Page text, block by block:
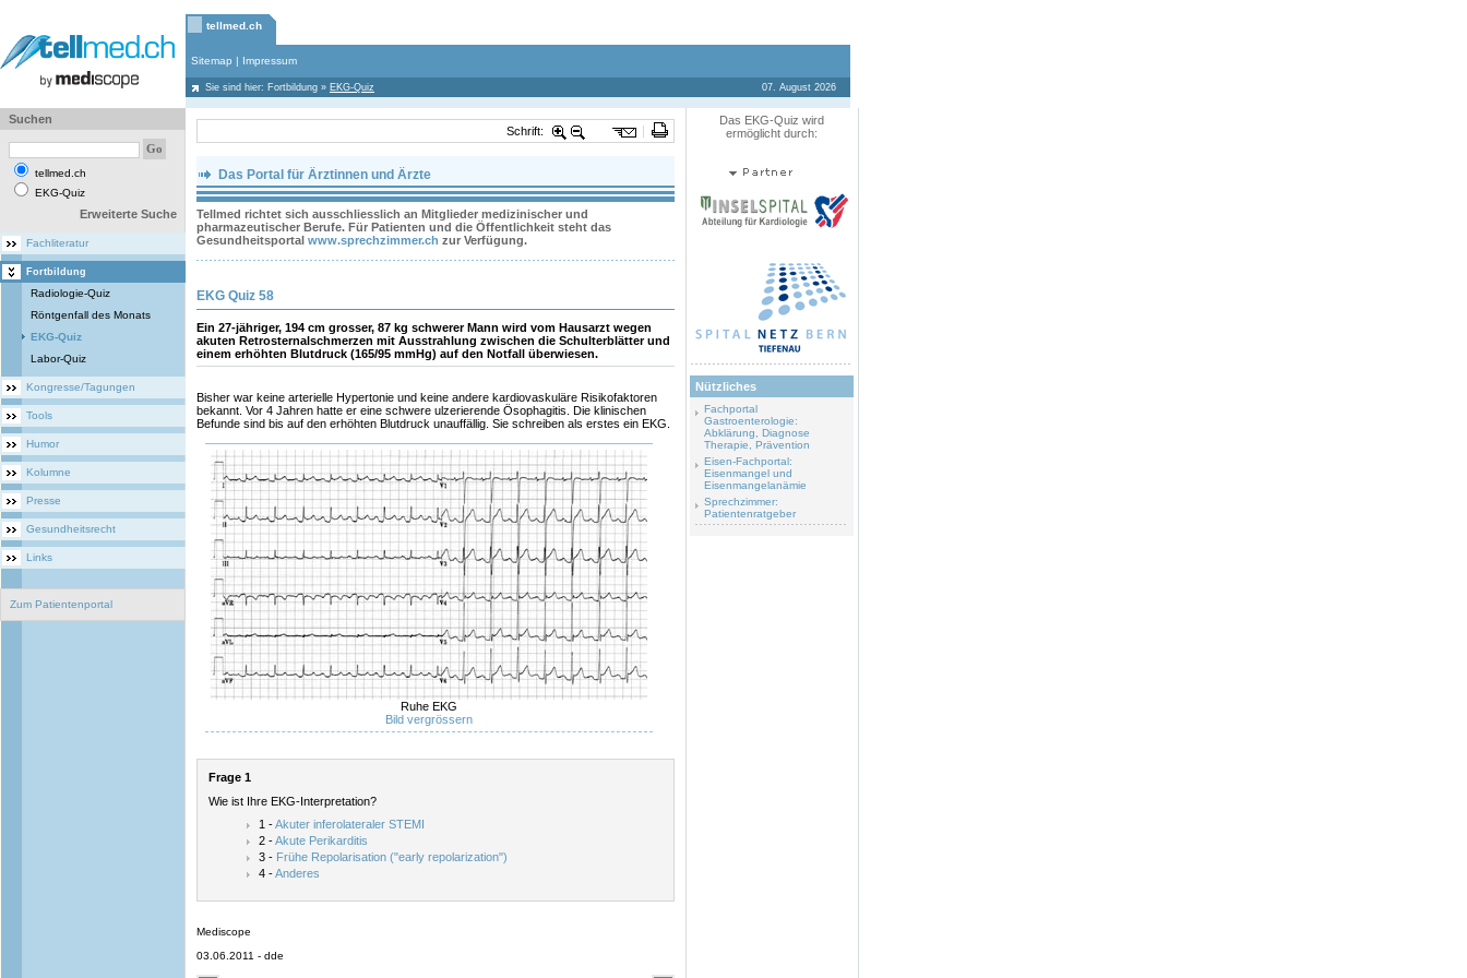
tellmed.ch
Sitemap | Impressum
Sie sind hier: Fortbildung » EKG-Quiz 07. August 2026
Suchen
tellmed.ch
EKG-Quiz
Erweiterte Suche
Fachliteratur
Fortbildung
Radiologie-Quiz
Röntgenfall des Monats
EKG-Quiz
Labor-Quiz
Kongresse/Tagungen
Tools
Humor
Kolumne
Presse
Gesundheitsrecht
Links
Zum Patientenportal
Schrift:
Das Portal für Ärztinnen und Ärzte
Tellmed richtet sich ausschliesslich an Mitglieder medizinischer und
pharmazeutischer Berufe. Für Patienten und die Öffentlichkeit steht das
Gesundheitsportal www.sprechzimmer.ch zur Verfügung.
EKG Quiz 58
Ein 27-jähriger, 194 cm grosser, 87 kg schwerer Mann wird vom Hausarzt wegen
akuten Retrosternalschmerzen mit Ausstrahlung zwischen die Schulterblätter und
einem erhöhten Blutdruck (165/95 mmHg) auf den Notfall überwiesen.
Bisher war keine arterielle Hypertonie und keine andere kardiovaskuläre Risikofaktoren
bekannt. Vor 4 Jahren hatte er eine schwere ulzerierende Ösophagitis. Die klinischen
Befunde sind bis auf den erhöhten Blutdruck unauffällig. Sie schreiben als erstes ein EKG.
Ruhe EKG
Bild vergrössern
Frage 1
Wie ist Ihre EKG-Interpretation?
1 -Akuter inferolateraler STEMI
2 -Akute Perikarditis
3 - Frühe Repolarisation ("early repolarization")
4 -Anderes
Mediscope
03.06.2011 - dde
Das EKG-Quiz wird
ermöglicht durch:
Nützliches
Fachportal
Gastroenterologie:
Abklärung, Diagnose
Therapie, Prävention
Eisen-Fachportal:
Eisenmangel und
Eisenmangelanämie
Sprechzimmer:
Patientenratgeber